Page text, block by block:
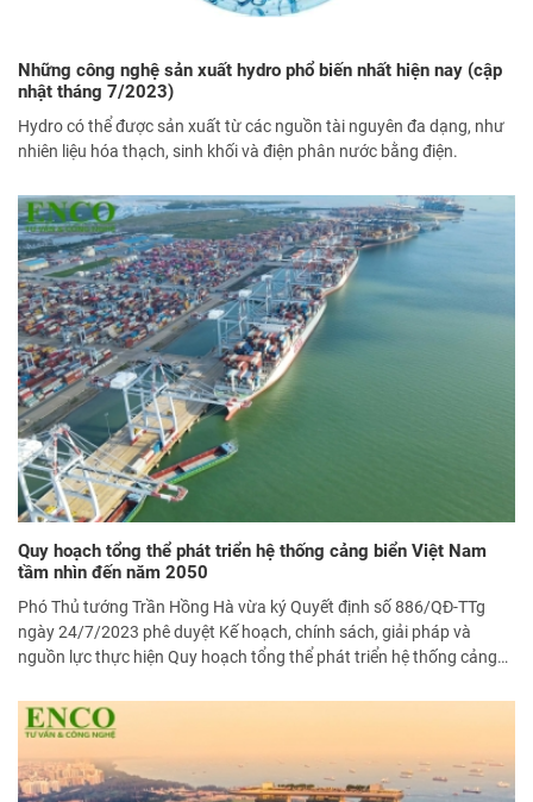
Những công nghệ sản xuất hydro phổ biến nhất hiện nay (cập
nhật tháng 7/2023)
Hydro có thể được sản xuất từ các nguồn tài nguyên đa dạng, như
nhiên liệu hóa thạch, sinh khối và điện phân nước bằng điện.
Quy hoạch tổng thể phát triển hệ thống cảng biển Việt Nam
tầm nhìn đến năm 2050
Phó Thủ tướng Trần Hồng Hà vừa ký Quyết định số 886/QĐ-TTg
ngày 24/7/2023 phê duyệt Kế hoạch, chính sách, giải pháp và
nguồn lực thực hiện Quy hoạch tổng thể phát triển hệ thống cảng